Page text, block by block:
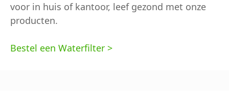
voor in huis of kantoor, leef gezond met onze
producten.
Bestel een Waterfilter >